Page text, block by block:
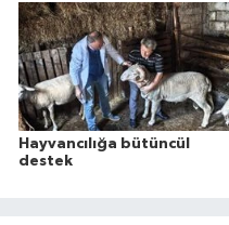
Hayvancılığa bütüncül
destek